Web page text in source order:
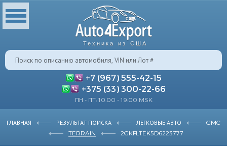
Техника из США
+7 (967) 555-42-15
+375 (33) 300-22-66
ПН - ПТ: 10:00 - 19:00 MSK
ГЛАВНАЯ РЕЗУЛЬТАТ ПОИСКА ЛЕГКОВЫЕ АВТО
GMC
TERRAIN
2GKFLTEK5D6223777